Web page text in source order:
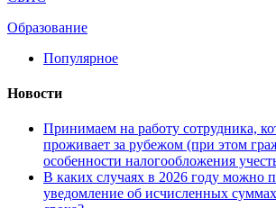
Образование
Популярное
Новости
Принимаем на работу сотрудника,
проживает за рубежом (при этом
особенности налогообложения
В каких случаях в 2026 году можно
уведомление об исчисленных